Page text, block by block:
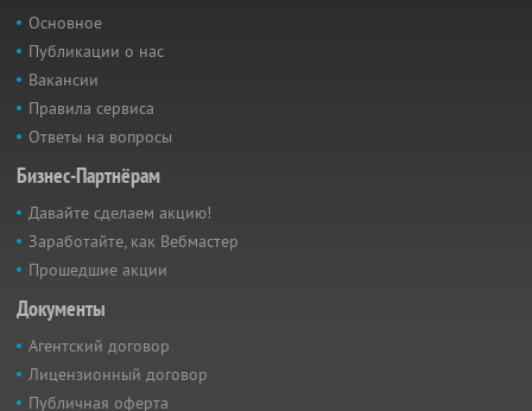
Основное
Публикации о нас
Вакансии
Правила сервиса
Ответы на вопросы
Бизнес-Партнёрам
Давайте сделаем акцию!
Заработайте, как Вебмастер
Прошедшие акции
Документы
Агентский договор
Лицензионный договор
Публичная оферта